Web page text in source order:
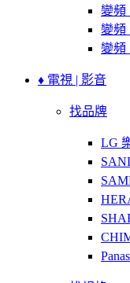
變頻
變頻
變頻
♦ 電視 | 影音
找品牌
LG